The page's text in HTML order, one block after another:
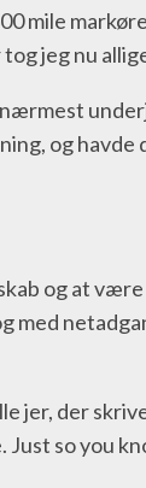
mile
jeg nu
og
og at
jer, der
Just so you